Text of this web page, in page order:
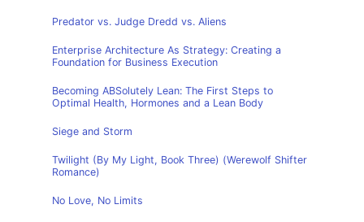
Predator vs. Judge Dredd vs. Aliens
Enterprise Architecture As Strategy: Creating a
Foundation for Business Execution
Becoming ABSolutely Lean: The First Steps to
Optimal Health, Hormones and a Lean Body
Siege and Storm
Twilight (By My Light, Book Three) (Werewolf Shifter
Romance)
No Love, No Limits